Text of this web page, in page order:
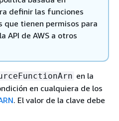
definir las funciones
que tienen permisos para
API de AWS a otros
en la
en cualquiera de los
. El valor de la clave debe